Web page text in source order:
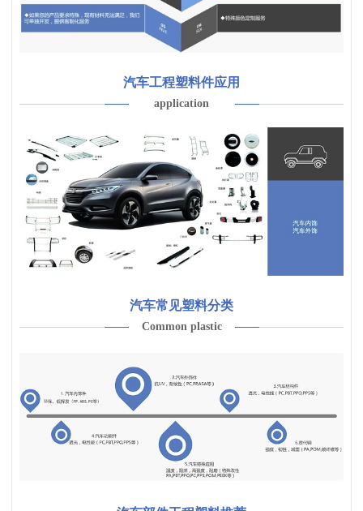
汽车工程塑料件应用
application
汽车常见塑料分类
Common plastic